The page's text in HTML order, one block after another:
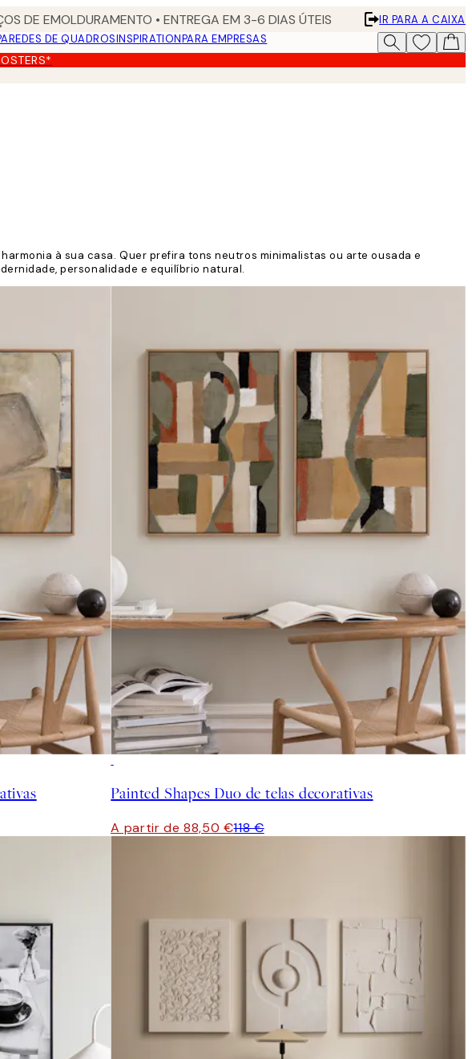
DE EMOLDURAMENTO • ENTREGA EM 3-6 DIAS ÚTEIS
IR PARA A CAIXA
DE QUADROSINSPIRATIONPARA EMPRESAS
à sua casa. Quer prefira tons neutros minimalistas ou arte ousada e
personalidade e equilíbrio natural.
Painted Shapes Duo de telas decorativas
A partir de 88,50 €118 €